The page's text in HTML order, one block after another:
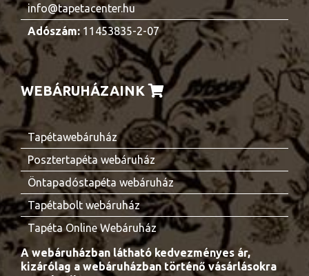
info@tapetacenter.hu
Adószám:11453835-2-07
WEBÁRUHÁZAINK
Tapétawebáruház
Posztertapéta webáruház
Öntapadóstapéta webáruház
Tapétabolt webáruház
Tapéta Online Webáruház
A webáruházban látható kedvezményes ár,
kizárólag a webáruházban történő vásárlásokra